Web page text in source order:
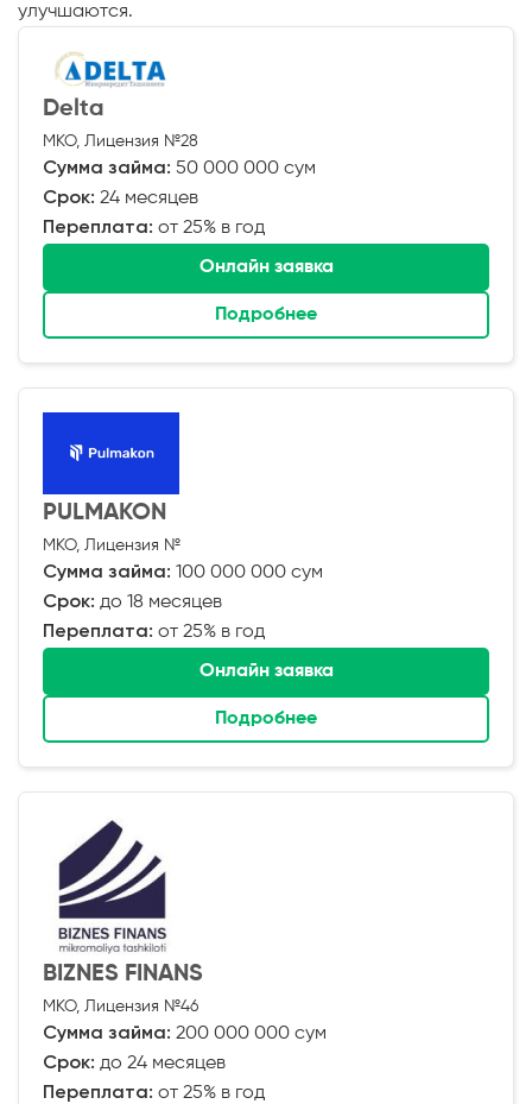
улучшаются.
Delta
МКО, Лицензия №28
Сумма займа: 50 000 000 сум
Срок: 24 месяцев
Переплата: от 25% в год
Онлайн заявка
Подробнее
PULMAKON
МКО, Лицензия №
Сумма займа: 100 000 000 сум
Срок: до 18 месяцев
Переплата: от 25% в год
Онлайн заявка
Подробнее
BIZNES FINANS
МКО, Лицензия №46
Сумма займа: 200 000 000 сум
Срок: до 24 месяцев
Переплата: от 25% в год